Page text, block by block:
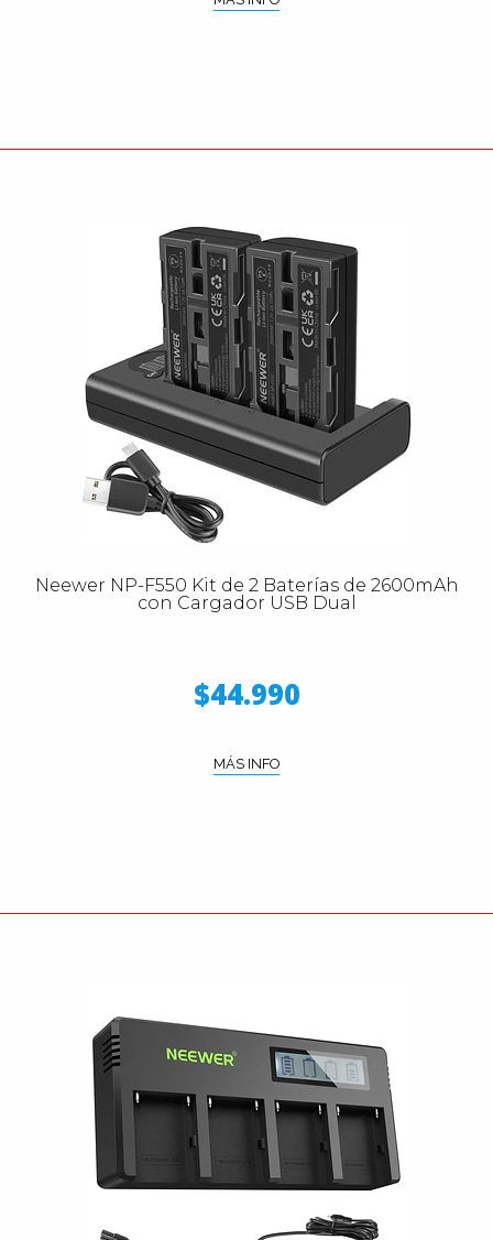
Neewer NP-F550 Kit de 2 Baterías de 2600mAh
con Cargador USB Dual
$44.990
MÁS INFO